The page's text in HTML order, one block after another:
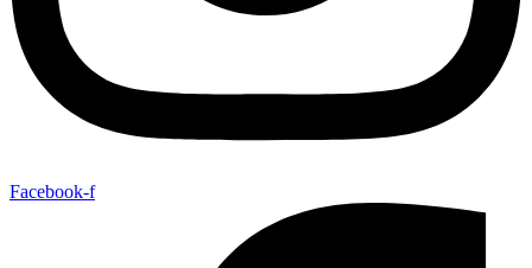
Facebook-f